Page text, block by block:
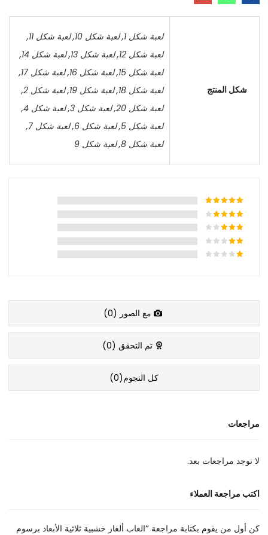
شكل المنتج
لعبة شكل 1 ,لعبة شكل 10 ,لعبة شكل 11 ,
لعبة شكل 12
,لعبة شكل 13 ,لعبة شكل 14
,
لعبة شكل 15
,لعبة شكل 16 ,لعبة شكل 17
,
لعبة شكل 18
,لعبة شكل 19 ,لعبة شكل 2 ,
لعبة شكل 20
,لعبة شكل 3 ,لعبة شكل 4 ,
لعبة شكل 5 ,لعبة شكل 6 ,لعبة شكل 7 ,
لعبة شكل 8 ,لعبة شكل 9
مع الصور (0
)
تم التحقق (0
)
كل النجوم(0
)
مراجعات
لا توجد مراجعات بعد.
اكتب مراجعة العملاء
كن أول من يقوم بكتابة مراجعة “العاب ألغاز خشبية ثلاثية الأبعاد برسوم